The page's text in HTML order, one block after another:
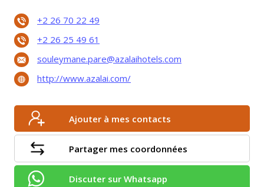
+2 26 70 22 49
+2 26 25 49 61
souleymane.pare@azalaihotels.com
http://www.azalai.com/
Ajouter à mes contacts
Partager mes coordonnées
Discuter sur Whatsapp